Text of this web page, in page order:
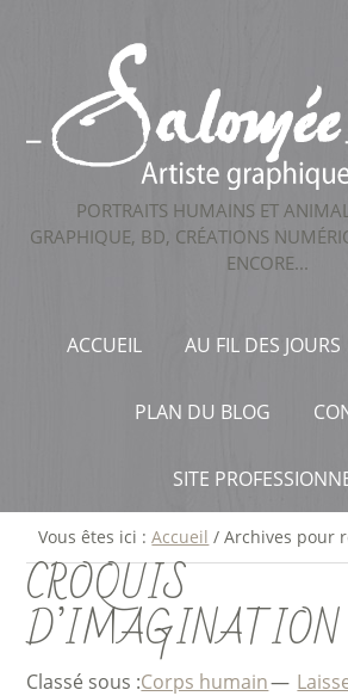
PORTRAITS HUMAINS ET
GRAPHIQUE, BD, CRÉATIONS
ENCORE...
ACCUEIL AU FIL DES JOURS
PLAN DU BLOG
SITE
Vous êtes ici :Accueil / Archives pour
CROQUIS
D’IMAGINATION
Classé sous :Corps humain